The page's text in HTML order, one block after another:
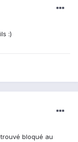
:)
bloqué au